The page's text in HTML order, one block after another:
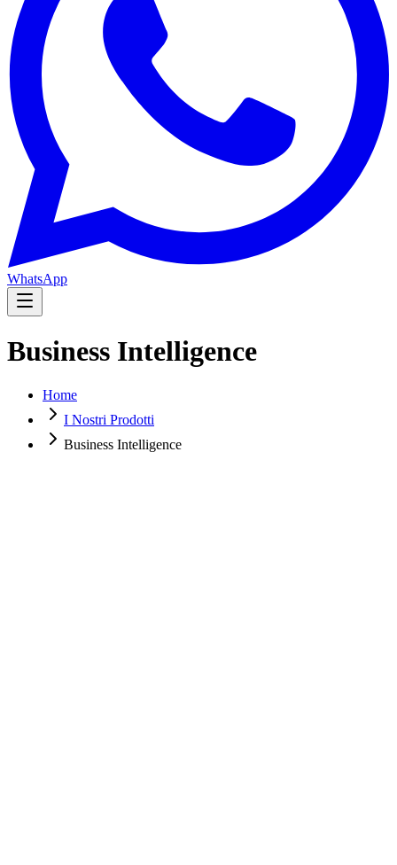
WhatsApp
Business Intelligence
Home
I Nostri Prodotti
Business Intelligence